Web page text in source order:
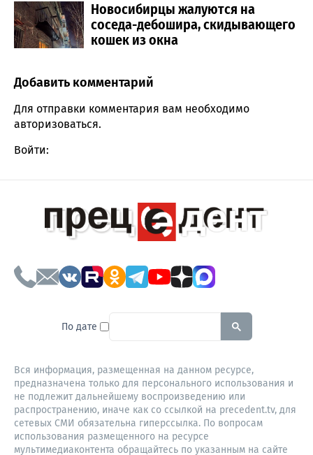
Новосибирцы жалуются на
соседа-дебошира, скидывающего
кошек из окна
Comment section
Добавить комментарий
Для отправки комментария вам необходимо
авторизоваться.
Войти:
По дате To search this site, enter a
Вся информация, размещенная на данном ресурсе,
предназначена только для персонального использования и
не подлежит дальнейшему воспроизведению или
распространению, иначе как со ссылкой на precedent.tv, для
сетевых СМИ обязательна гиперссылка. По вопросам
использования размещенного на ресурсе
мультимедиаконтента обращайтесь по указанным на сайте